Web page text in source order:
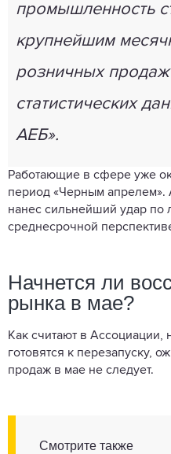
промышленность
крупнейшим
розничных
статистических
АЕБ».
Работающие в сфере уже
период «Черным апрелем».
нанес сильнейший удар по
среднесрочной
Начнется ли
рынка в мае?
Как считают в Ассоциации,
готовятся к перезапуску,
продаж в мае не следует.
Смотрите также